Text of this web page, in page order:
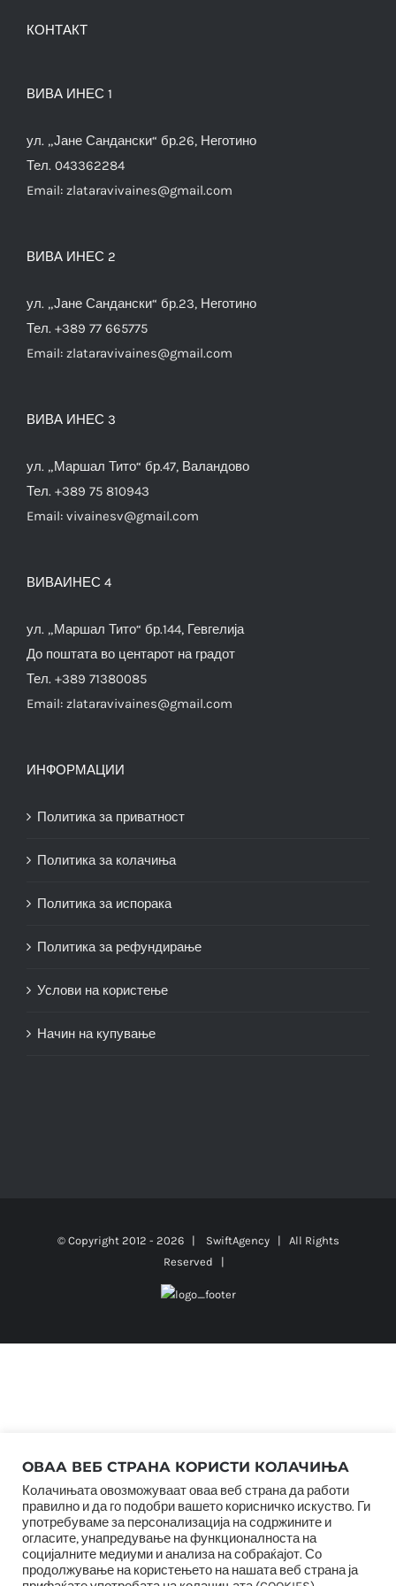
КОНТАКТ
ВИВА ИНЕС 1
ул. „Јане Сандански“ бр.26, Неготино
Тел. 043362284
Email: zlataravivaines@gmail.com
ВИВА ИНЕС 2
ул. „Јане Сандански“ бр.23, Неготино
Тел. +389 77 665775
Email: zlataravivaines@gmail.com
ВИВА ИНЕС 3
ул. „Маршал Тито“ бр.47, Валандово
Тел. +389 75 810943
Email: vivainesv@gmail.com
ВИВАИНЕС 4
ул. „Маршал Тито“ бр.144, Гевгелија
До поштата во центарот на градот
Тел. +389 71380085
Email: zlataravivaines@gmail.com
ИНФОРМАЦИИ
Политика за приватност
Политика за колачиња
Политика за испорака
Политика за рефундирање
Услови на користење
Начин на купување
© Copyright 2012 - 2026 | SwiftAgency| All Rights
Reserved |
ОВАА ВЕБ СТРАНА КОРИСТИ КОЛАЧИЊА
Колачињата овозможуваат оваа веб страна да работи
правилно и да го подобри вашето корисничко искуство. Ги
употребуваме за персонализација на содржините и
огласите, унапредување на функционалноста на
социјалните медиуми и анализа на собраќајот. Со
продолжување на користењето на нашата веб страна ја